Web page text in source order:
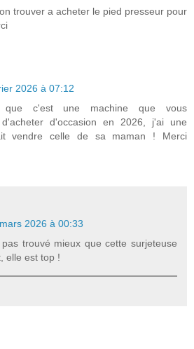
trouver a acheter le pied presseur pour
2026 à 07:12
que c'est une machine que vous
d'acheter d'occasion en 2026, j'ai une
vendre celle de sa maman ! Merci
2026 à 00:33
trouvé mieux que cette surjeteuse
elle est top !